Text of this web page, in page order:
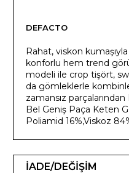
DEFACTO
Rahat, viskon
konforlu hem trend
modeli ile crop tişört,
da gömleklerle
zamansız
Bel Geniş Paça Keten
Poliamid 16%,Viskoz
İADE/DEĞİŞİM